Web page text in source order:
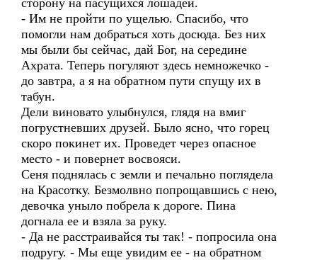
сторону на пасущихся лошадей.
- Им не пройти по ущелью. Спасибо, что
помогли нам добраться хоть досюда. Без них
мы были бы сейчас, дай Бог, на середине
Ахрата. Теперь погуляют здесь немножечко -
до завтра, а я на обратном пути спущу их в
табун.
Дели виновато улыбнулся, глядя на вмиг
погрустневших друзей. Было ясно, что горец
скоро покинет их. Проведет через опасное
место - и повернет восвояси.
Сеня поднялась с земли и печально поглядела
на Красотку. Безмолвно попрощавшись с нею,
девочка уныло побрела к дороге. Пина
догнала ее и взяла за руку.
- Да не расстраивайся ты так! - попросила она
подругу. - Мы еще увидим ее - на обратном